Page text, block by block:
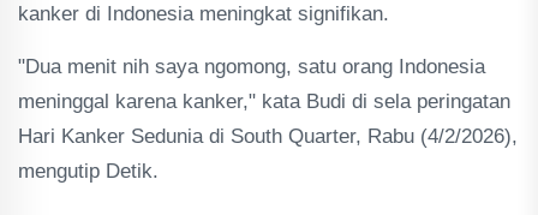
kanker di Indonesia meningkat signifikan.
"Dua menit nih saya ngomong, satu orang Indonesia
meninggal karena kanker," kata Budi di sela peringatan
Hari Kanker Sedunia di South Quarter, Rabu (4/2/2026),
mengutip Detik.